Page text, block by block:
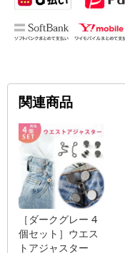
関連商品
［ダークグレー 4
個セット］ウエス
トアジャスター